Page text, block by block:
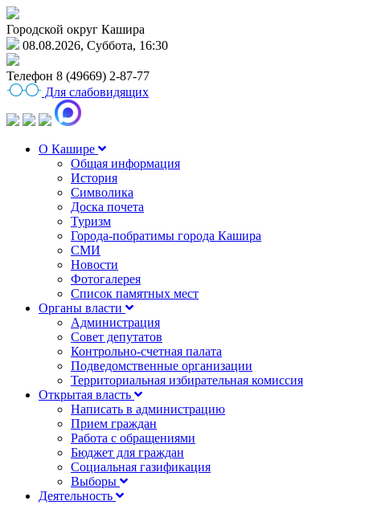
Городской округ Кашира
08.08.2026, Суббота, 16:30
Телефон 8 (49669) 2-87-77
Для слабовидящих
О Кашире
Общая информация
История
Символика
Доска почета
Туризм
Города-побратимы города Кашира
СМИ
Новости
Фотогалерея
Список памятных мест
Органы власти
Администрация
Совет депутатов
Контрольно-счетная палата
Подведомственные организации
Территориальная избирательная комиссия
Открытая власть
Написать в администрацию
Прием граждан
Работа с обращениями
Бюджет для граждан
Социальная газификация
Выборы
Деятельность